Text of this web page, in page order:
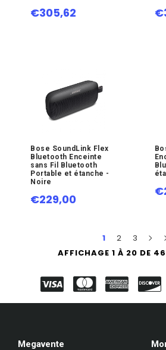
€305,62
Bose SoundLink Flex
Bluetooth Enceinte
sans Fil Bluetooth
Portable et étanche -
Noire
€229,00
1 2
3
AFFICHAGE 1 À 20 DE
Megavente